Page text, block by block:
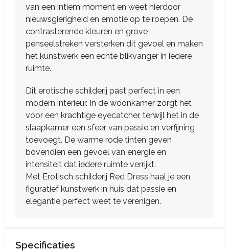
van een intiem moment en weet hierdoor
nieuwsgierigheid en emotie op te roepen. De
contrasterende kleuren en grove
penseelstreken versterken dit gevoel en maken
het kunstwerk een echte blikvanger in iedere
ruimte.
Dit erotische schilderij past perfect in een
modern interieur. In de woonkamer zorgt het
voor een krachtige eyecatcher, terwijl het in de
slaapkamer een sfeer van passie en verfijning
toevoegt. De warme rode tinten geven
bovendien een gevoel van energie en
intensiteit dat iedere ruimte verrijkt.
Met Erotisch schilderij Red Dress haal je een
figuratief kunstwerk in huis dat passie en
elegantie perfect weet te verenigen.
Specificaties